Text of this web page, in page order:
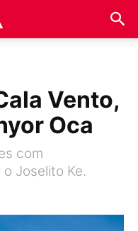
Vento,
Oca
com
Joselito Ke.